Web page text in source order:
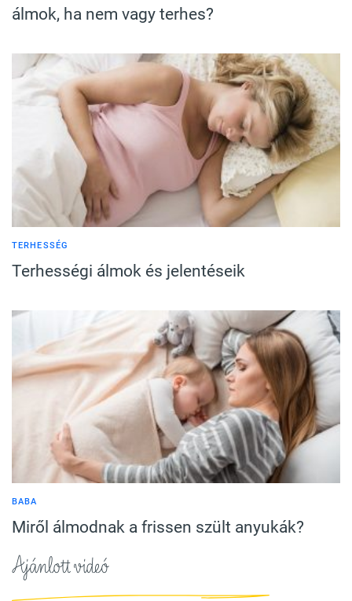
álmok, ha nem vagy terhes?
TERHESSÉG
Terhességi álmok és jelentéseik
BABA
Miről álmodnak a frissen szült anyukák?
Ajánlott videó